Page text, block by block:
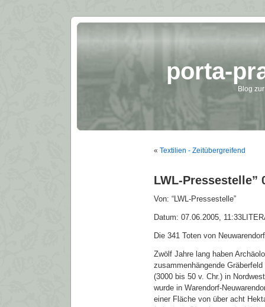
porta-
Blog
« Textilien - Zeitübergreifend
LWL-Pressestelle”
Von: “LWL-Pressestelle”
Datum: 07.06.2005,
Die 341 Toten von
Zwölf Jahre lang haben
zusammenhängende
(3000 bis 50 v. Chr.) in
wurde in Warendorf-
einer Fläche von über acht